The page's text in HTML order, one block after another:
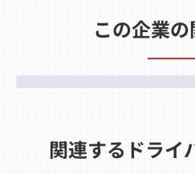
この企業
関連するドライ